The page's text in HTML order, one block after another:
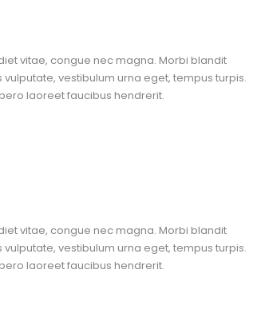
vitae, congue nec magna. Morbi blandit
vestibulum urna eget, tempus turpis.
laoreet faucibus hendrerit.
vitae, congue nec magna. Morbi blandit
vestibulum urna eget, tempus turpis.
laoreet faucibus hendrerit.